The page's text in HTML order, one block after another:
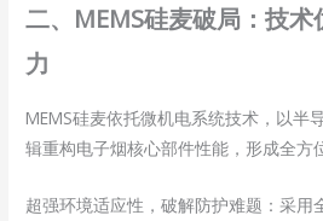
二、MEMS硅麦破局：技
力
MEMS硅麦依托微机电系统技术，以半
辑重构电子烟核心部件性能，形成全方
超强环境适应性，破解防护难题：采用